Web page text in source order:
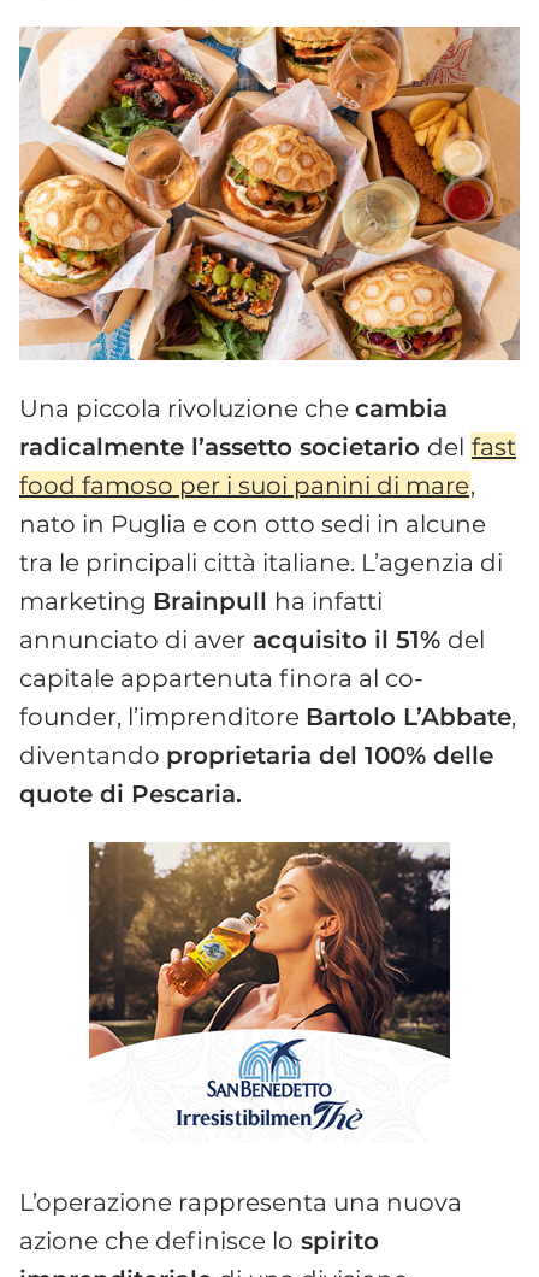
Una piccola rivoluzione che cambia
radicalmente l’assetto societario del fast
food famoso per i suoi panini di mare,
nato in Puglia e con otto sedi in alcune
tra le principali città italiane. L’agenzia di
marketing Brainpull ha infatti
annunciato di aver acquisito il 51% del
capitale appartenuta finora al co-
founder, l’imprenditore Bartolo L’Abbate,
diventando proprietaria del 100% delle
quote di Pescaria.
L’operazione rappresenta una nuova
azione che definisce lo spirito